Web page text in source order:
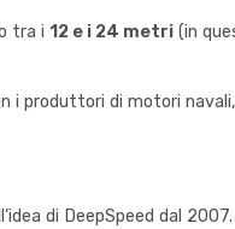
tra i 12 e i 24 metri (in
i produttori di motori
di DeepSpeed dal 2007.